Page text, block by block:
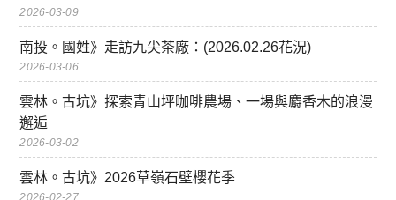
2026-03-09
南投。國姓》走訪九尖茶廠：(2026.02.26花況)
2026-03-06
雲林。古坑》探索青山坪咖啡農場、一場與麝香木的浪漫
邂逅
2026-03-02
雲林。古坑》2026草嶺石壁櫻花季
2026-02-27